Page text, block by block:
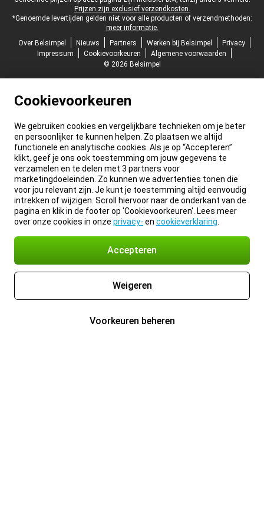
Prijzen zijn exclusief verzendkosten.
*Genoemde levertijden gelden niet voor alle producten of verzendmethoden:
meer informatie.
Over Belsimpel
Nieuws Partners Werken bij Belsimpel
Privacy
Impressum
Cookievoorkeuren
Algemene voorwaarden
© 2026 Belsimpel
Cookievoorkeuren
We gebruiken cookies en vergelijkbare technieken om je beter
en persoonlijker te kunnen helpen. Zo plaatsen we altijd
functionele en analytische cookies. Als je op “Accepteren”
klikt, geef je ons ook toestemming om jouw gegevens te
verzamelen en te delen met 3 partners voor
marketingdoeleinden. Zo kunnen we advertenties tonen die
voor jou relevant zijn. Je kunt je toestemming altijd eenvoudig
intrekken of wijzigen. Scroll hiervoor naar de onderkant van de
pagina en klik in de footer op 'Cookievoorkeuren'. Lees meer
over onze cookies in onze privacy- en cookieverklaring
Accepteren
Weigeren
Voorkeuren beheren